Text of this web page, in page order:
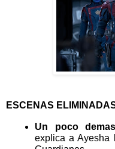
ESCENAS
Un poco
explica a Ayesha